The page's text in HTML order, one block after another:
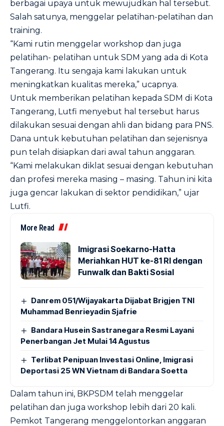
berbagai upaya untuk mewujudkan hal tersebut.
Salah satunya, menggelar pelatihan-pelatihan dan
training.
“Kami rutin menggelar workshop dan juga
pelatihan- pelatihan untuk SDM yang ada di Kota
Tangerang. Itu sengaja kami lakukan untuk
meningkatkan kualitas mereka,” ucapnya.
Untuk memberikan pelatihan kepada SDM di Kota
Tangerang, Lutfi menyebut hal tersebut harus
dilakukan sesuai dengan ahli dan bidang para PNS.
Dana untuk kebutuhan pelatihan dan sejenisnya
pun telah disiapkan dari awal tahun anggaran.
“Kami melakukan diklat sesuai dengan kebutuhan
dan profesi mereka masing – masing. Tahun ini kita
juga gencar lakukan di sektor pendidikan,” ujar
Lutfi.
More Read
Imigrasi Soekarno-Hatta
Meriahkan HUT ke-81 RI dengan
Funwalk dan Bakti Sosial
Danrem 051/Wijayakarta Dijabat Brigjen TNI
Muhammad Benrieyadin Sjafrie
Bandara Husein Sastranegara Resmi Layani
Penerbangan Jet Mulai 14 Agustus
Terlibat Penipuan Investasi Online, Imigrasi
Deportasi 25 WN Vietnam di Bandara Soetta
Dalam tahun ini, BKPSDM telah menggelar
pelatihan dan juga workshop lebih dari 20 kali.
Pemkot Tangerang menggelontorkan anggaran